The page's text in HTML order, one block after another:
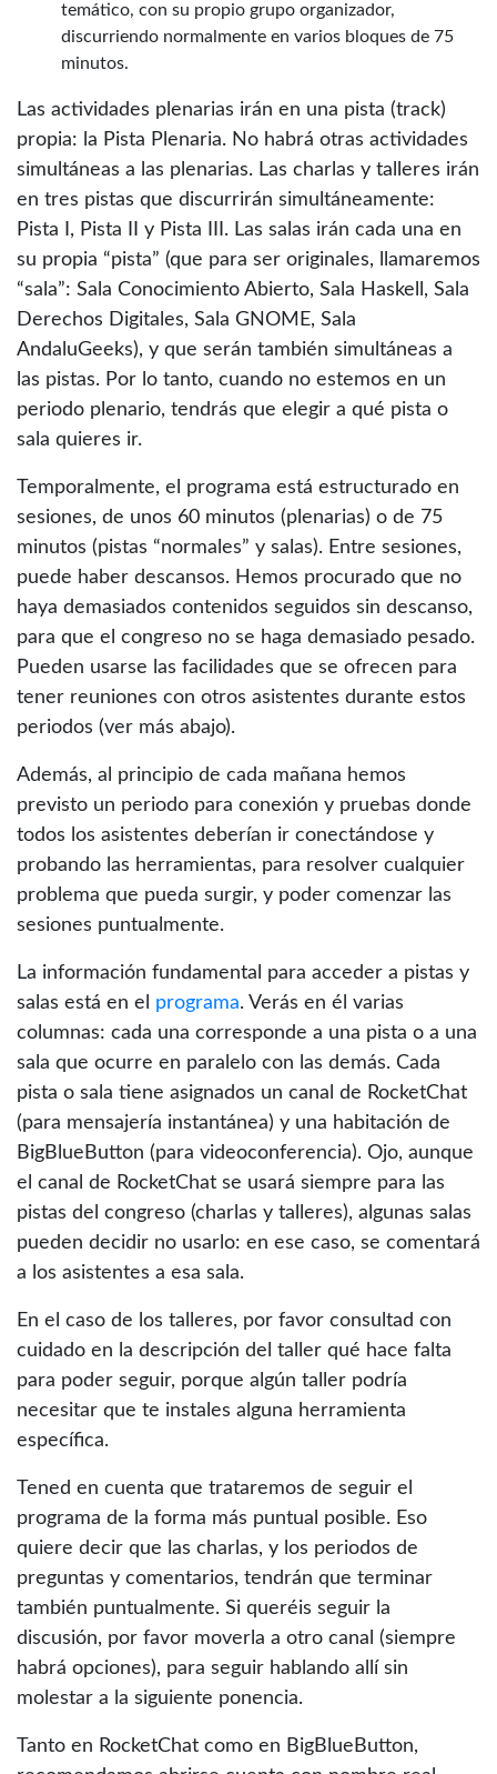
temático, con su propio grupo organizador,
discurriendo normalmente en varios bloques de 75
minutos.
Las actividades plenarias irán en una pista (track)
propia: la Pista Plenaria. No habrá otras actividades
simultáneas a las plenarias. Las charlas y talleres irán
en tres pistas que discurrirán simultáneamente:
Pista I, Pista II y Pista III. Las salas irán cada una en
su propia “pista” (que para ser originales, llamaremos
“sala”: Sala Conocimiento Abierto, Sala Haskell, Sala
Derechos Digitales, Sala GNOME, Sala
AndaluGeeks), y que serán también simultáneas a
las pistas. Por lo tanto, cuando no estemos en un
periodo plenario, tendrás que elegir a qué pista o
sala quieres ir.
Temporalmente, el programa está estructurado en
sesiones, de unos 60 minutos (plenarias) o de 75
minutos (pistas “normales” y salas). Entre sesiones,
puede haber descansos. Hemos procurado que no
haya demasiados contenidos seguidos sin descanso,
para que el congreso no se haga demasiado pesado.
Pueden usarse las facilidades que se ofrecen para
tener reuniones con otros asistentes durante estos
periodos (ver más abajo).
Además, al principio de cada mañana hemos
previsto un periodo para conexión y pruebas donde
todos los asistentes deberían ir conectándose y
probando las herramientas, para resolver cualquier
problema que pueda surgir, y poder comenzar las
sesiones puntualmente.
La información fundamental para acceder a pistas y
salas está en el programa. Verás en él varias
columnas: cada una corresponde a una pista o a una
sala que ocurre en paralelo con las demás. Cada
pista o sala tiene asignados un canal de RocketChat
(para mensajería instantánea) y una habitación de
BigBlueButton (para videoconferencia). Ojo, aunque
el canal de RocketChat se usará siempre para las
pistas del congreso (charlas y talleres), algunas salas
pueden decidir no usarlo: en ese caso, se comentará
a los asistentes a esa sala.
En el caso de los talleres, por favor consultad con
cuidado en la descripción del taller qué hace falta
para poder seguir, porque algún taller podría
necesitar que te instales alguna herramienta
específica.
Tened en cuenta que trataremos de seguir el
programa de la forma más puntual posible. Eso
quiere decir que las charlas, y los periodos de
preguntas y comentarios, tendrán que terminar
también puntualmente. Si queréis seguir la
discusión, por favor moverla a otro canal (siempre
habrá opciones), para seguir hablando allí sin
molestar a la siguiente ponencia.
Tanto en RocketChat como en BigBlueButton,